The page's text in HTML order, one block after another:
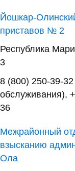
Йошкар-
приставов № 2
Республика
3
8 (800) 250-39-
обслуживания),
36
Межрайонный
взысканию
Ола